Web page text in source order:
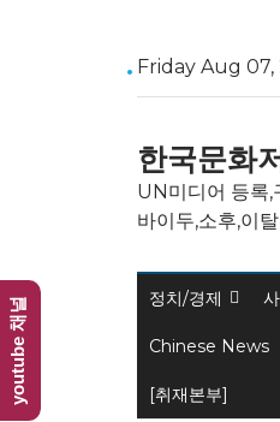
Friday Aug 07,
한국문화
UN미디어 등록,
바이두,소후,이
정치/경제
Chinese News
[취재본부]
youtube 채널